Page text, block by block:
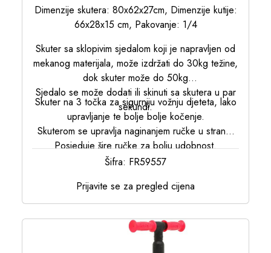
Dimenzije skutera: 80x62x27cm, Dimenzije kutije:
66x28x15 cm, Pakovanje: 1/4
Skuter sa sklopivim sjedalom koji je napravljen od
mekanog materijala, može izdržati do 30kg težine,
dok skuter može do 50kg
Sjedalo se može dodati ili skinuti sa skutera u par
sekundi.
Skuter na 3 točka za sigurniju vožnju djeteta, lako
upravljanje te bolje bolje kočenje.
Skuterom se upravlja naginanjem ručke u stranu.
Posjeduje šire ručke za bolju udobnost.
Skuter se lagano sastavlja, te je sklopiv u jednom
Posjeduje gumene točkove koji svijetle kada se
skuter vozi.
Podloga za noge je neproklizavajuća
Mogućnost podešavanja visine (68-80 cm)
Maximalna težina: 50 kg
Šifra: FR59557
Prijavite se za pregled cijena